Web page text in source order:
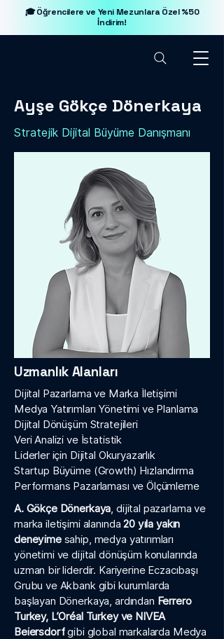
🎓 Öğrencilere ve Yeni Mezunlara Özel %50
İndirim!
Ayşe Gökçe Dönerkaya
Stratejik Dijital Büyüme Danışmanı
Uzmanlık Alanları
Dijital Pazarlama ve Marka İletişimi
Medya Yatırımları Yönetimi ve Planlama
Dijital Dönüşüm Stratejileri
Veri Analizi ve İstatistik
Liderler için Dijital Okuryazarlık
Startup Büyüme (Growth) Hızlandırma
Performans Pazarlaması ve Ölçümleme
A. Gökçe Dönerkaya, dijital pazarlama ve
marka iletişimi alanında20 yıla yakın
deneyimesahip, medya yatırımları
yönetimi ve dijital dönüşüm konularında
uzman bir liderdir. Kariyerine Eczacıbaşı
Grubu ve Akbank gibi kurumlarda
başlayan Dönerkaya, ardından Ferrero
Turkey, L’Oréal Turkey ve NIVEA
Beiersdorfgibi global markalarda Medya